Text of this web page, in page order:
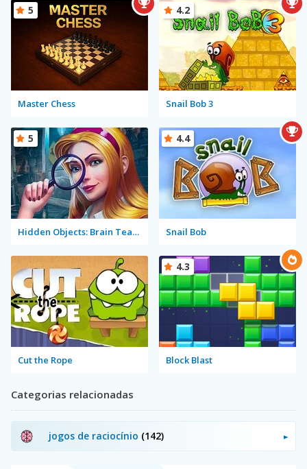
Master Chess
5
Snail Bob 3
4.2
Hidden Objects: Brain Teaser
5
Snail Bob
4.4
Cut the Rope Block Blast
4.3
Categorias relacionadas
jogos de raciocínio (142)